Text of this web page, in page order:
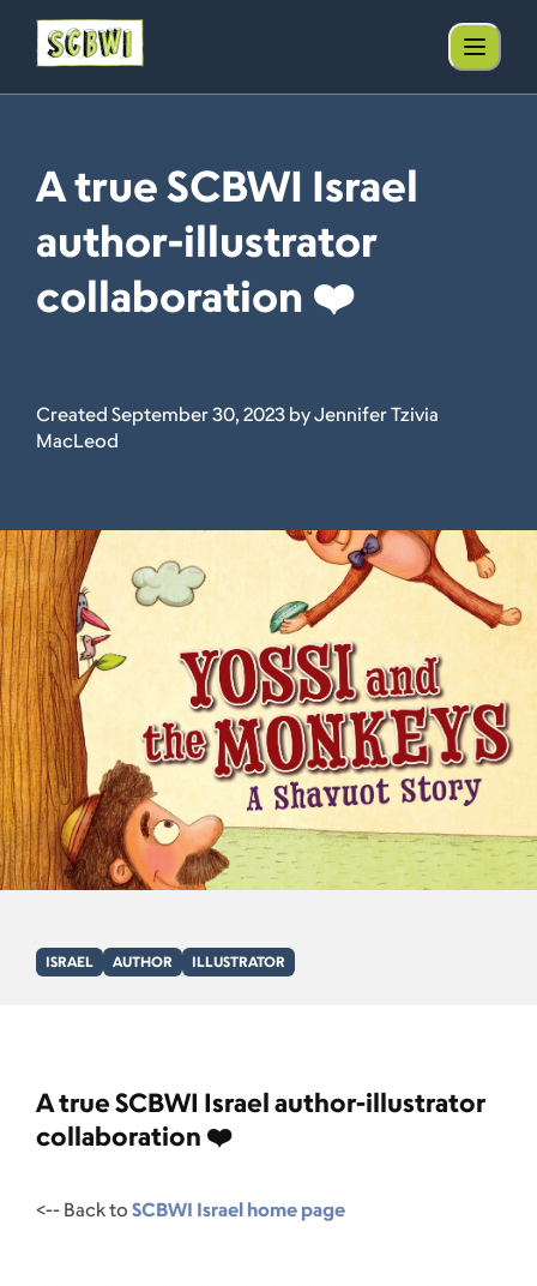
A true SCBWI Israel
author-illustrator
collaboration ❤️
Created September 30, 2023 by Jennifer Tzivia
MacLeod
ISRAEL AUTHOR ILLUSTRATOR
A true SCBWI Israel author-illustrator
collaboration ❤️
<-- Back to SCBWI Israel home page